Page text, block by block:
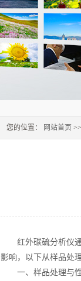
您的位置： 网站首页
红外碳硫分析仪通
影响，以下从样品处
一、样品处理与